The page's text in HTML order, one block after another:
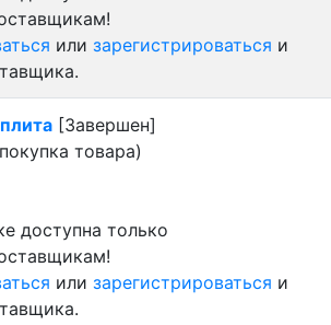
или зарегистрироваться и
[Завершен]
товара)
доступна только
или зарегистрироваться и